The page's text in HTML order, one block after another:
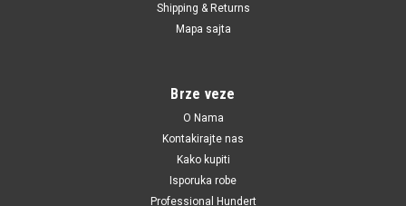
Shipping & Returns
Mapa sajta
Brze veze
O Nama
Kontakirajte nas
Kako kupiti
Isporuka robe
Professional Hundert